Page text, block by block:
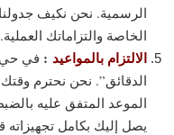
الرسمية. نحن نكيف
الخاصة والتزاماتك العملية.
الالتزام بالمواعيد : في حي
الدقائق”. نحن نحترم
الموعد المتفق عليه
يصل إليك بكامل تجهيزاته